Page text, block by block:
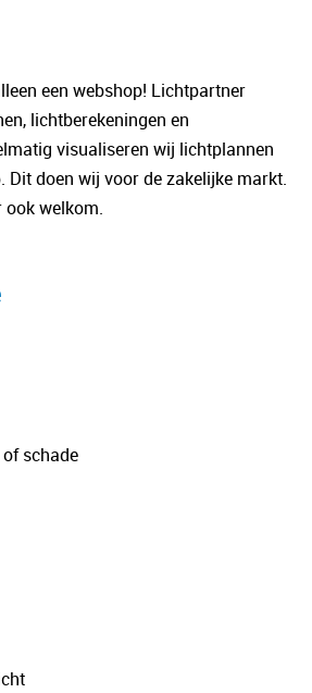
een webshop! Lichtpartner
lichtberekeningen en
visualiseren wij lichtplannen
Dit doen wij voor de zakelijke markt.
welkom.
schade